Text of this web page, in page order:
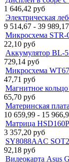
1 646,42 руб
Электрическая
9 514,67 - 39 989,17
Микросхема STR-
22,10 руб
Аккумулятор BL-
729,14 руб
Микросхема
47,71 руб
Магнитное
65,70 руб
Материнская
10 659,99 - 15
Матрица
3 357,20 руб
SY8088AAC
92,18 руб
Видеокарта Asus